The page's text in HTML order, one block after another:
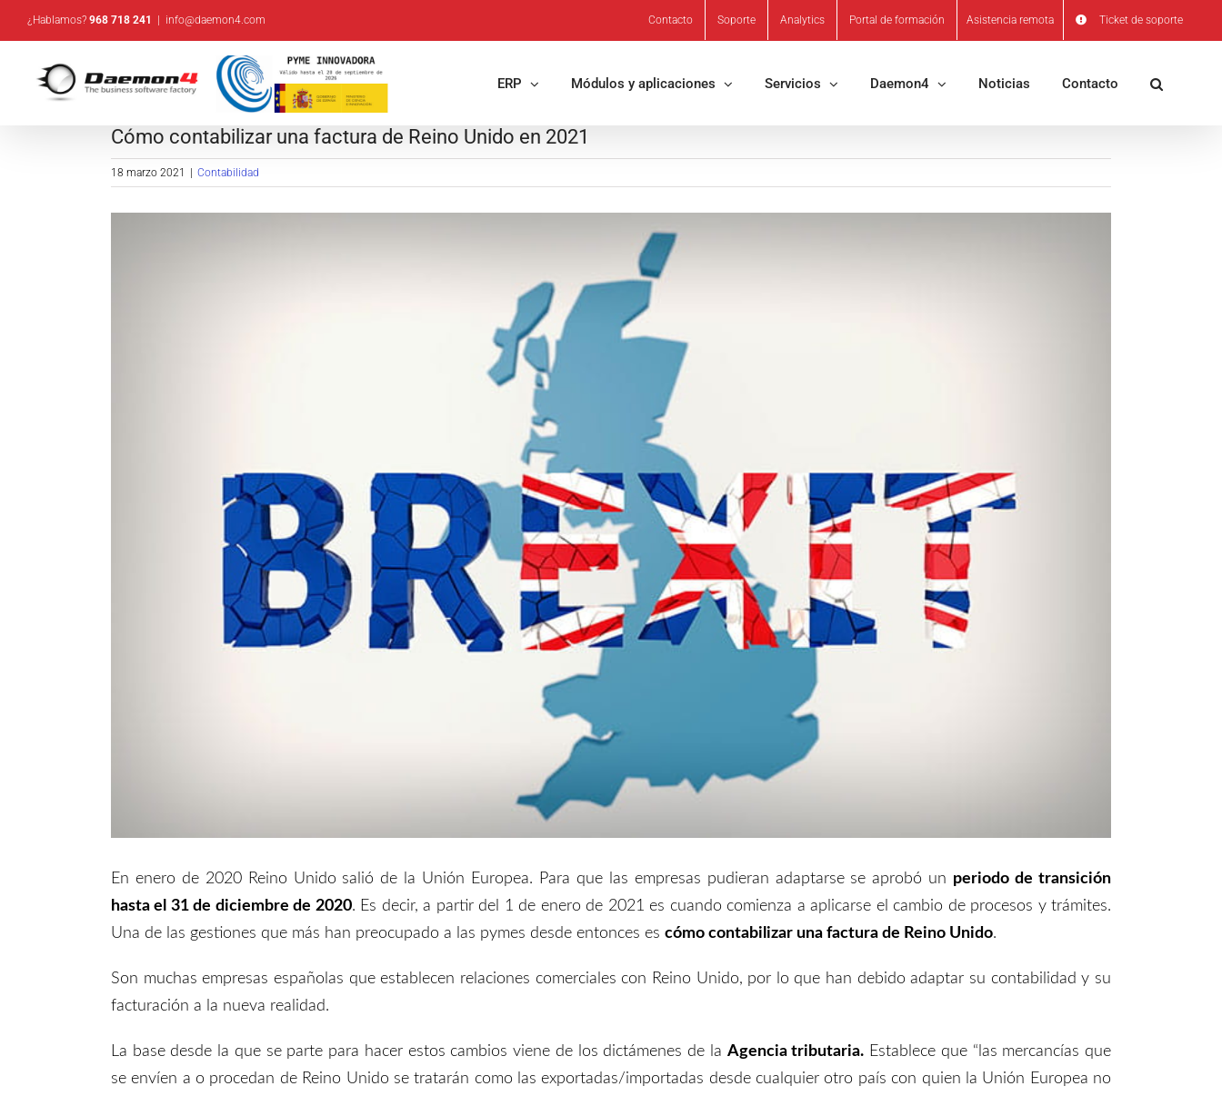
Saltar
al
contenido
¿Hablamos? 968 718 241 info@daemon4.com Contacto Soporte Analytics Portal de formación Asistencia remota Ticket de soporte
ERP Módulos y aplicaciones Servicios Daemon4 Noticias Contacto
Cómo contabilizar una factura de Reino Unido en 2021
18 marzo 2021 Contabilidad
En enero de 2020 Reino Unido salió de la Unión Europea. Para que las empresas pudieran adaptarse se aprobó un periodo de transición
hasta el 31 de diciembre de 2020. Es decir, a partir del 1 de enero de 2021 es cuando comienza a aplicarse el cambio de procesos y trámites.
Una de las gestiones que más han preocupado a las pymes desde entonces es cómo contabilizar una factura de Reino Unido.
Son muchas empresas españolas que establecen relaciones comerciales con Reino Unido, por lo que han debido adaptar su contabilidad y su
facturación a la nueva realidad.
La base desde la que se parte para hacer estos cambios viene de los dictámenes de la Agencia tributaria. Establece que “las mercancías que
se envíen a o procedan de Reino Unido se tratarán como las exportadas/importadas desde cualquier otro país con quien la Unión Europea no